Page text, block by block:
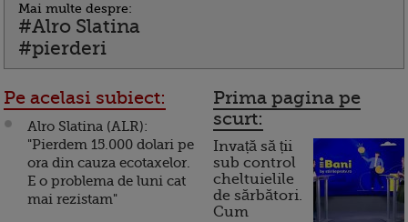
Mai multe despre:
#Alro Slatina
#pierderi
Pe acelasi subiect:
Alro Slatina (ALR):
"Pierdem 15.000 dolari pe
ora din cauza ecotaxelor.
E o problema de luni cat
mai rezistam"
Prima pagina pe
scurt:
Invață să ții
sub control
cheltuielile
de sărbători.
Cum